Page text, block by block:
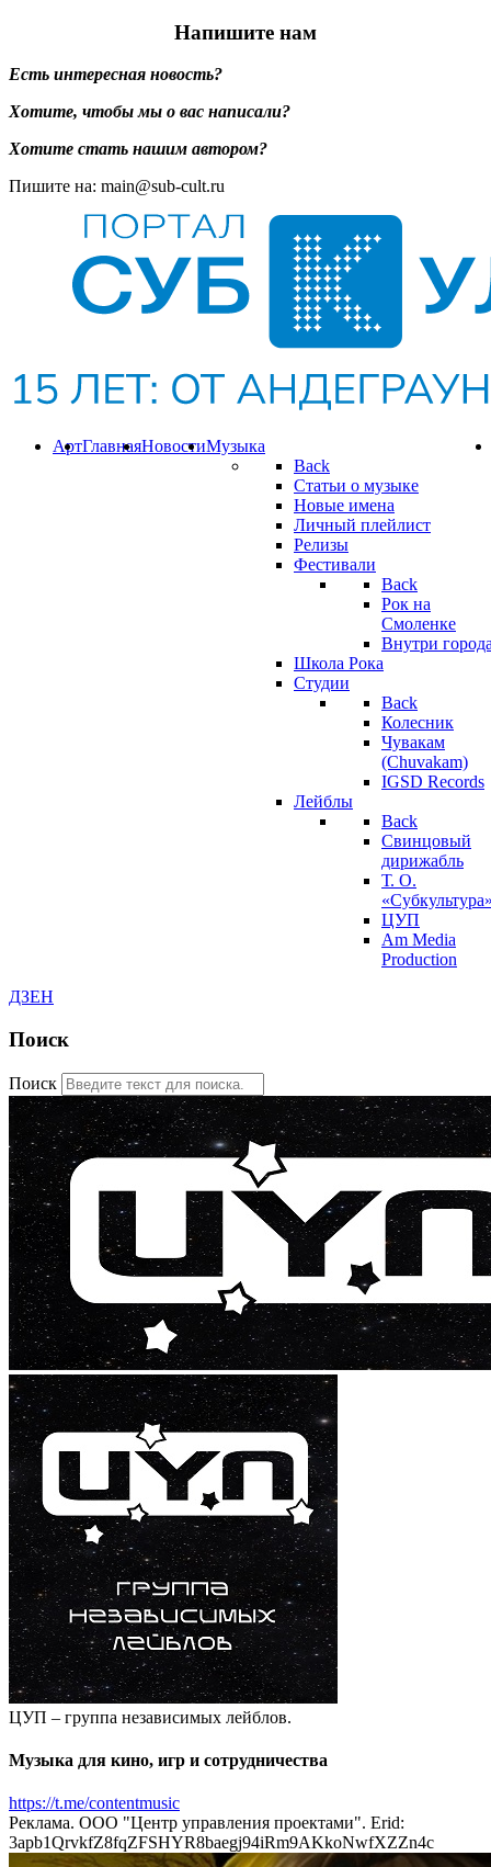
Напишите нам
Есть интересная новость?
Хотите, чтобы мы о вас написали?
Хотите стать нашим автором?
Пишите на: main@sub-cult.ru
Музыка
Back
Статьи о музыке
Новые имена
Личный плейлист
Релизы
Фестивали
Back
Рок на
Смоленке
Внутри
Школа Рока
Студии
Back
Колесник
Чувакам
(Chuvakam)
IGSD Records
Лейблы
Back
Свинцовый
дирижабль
Т. О.
ЦУП
Am Media
Production
Новости
Главная
Арт
ДЗЕН
Поиск
Поиск
ЦУП – группа независимых лейблов.
Музыка для кино, игр и сотрудничества
https://t.me/contentmusic
Реклама. ООО "Центр управления проектами". Erid:
3apb1QrvkfZ8fqZFSHYR8baegj94iRm9AKkoNwfXZZn4c